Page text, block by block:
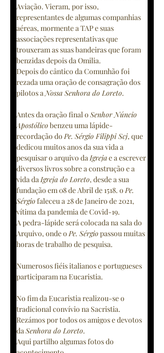
Aviação. Vieram, por isso,
representantes de algumas companhias
aéreas, mormente a TAP e suas
associações representativas que
trouxeram as suas bandeiras que foram
benzidas depois da Omilia.
Depois do cântico da Comunhão foi
rezada uma oração de consagração dos
pilotos a Nossa Senhora do Loreto.
Antes da oração final o Senhor Núncio
Apostólico benzeu uma lápide-
recordação do Pe. Sérgio Filippi Scj, que
dedicou muitos anos da sua vida a
pesquisar o arquivo da Igreja e a escrever
diversos livros sobre a construção e a
vida da Igreja do Loreto, desde a sua
fundação em 08 de Abril de 1518. o Pe.
Sérgio faleceu a 28 de Janeiro de 2021,
vítima da pandemia de Covid-19.
A pedra-lápide será colocada na sala do
Arquivo, onde o Pe. Sérgio passou muitas
horas de trabalho de pesquisa.
Numerosos fiéis italianos e portugueses
participaram na Eucaristia.
No fim da Eucaristia realizou-se o
tradicional convívio na Sacristia.
Rezámos por todos os amigos e devotos
da Senhora do Loreto.
Aqui partilho algumas fotos do